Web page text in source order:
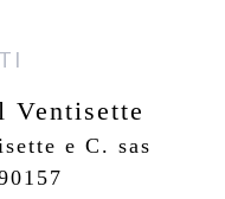
Ventisette
e C. sas